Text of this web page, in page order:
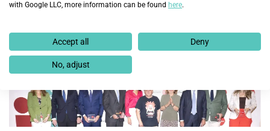
with Google LLC, more information can be found here.
Accept all Deny
No, adjust